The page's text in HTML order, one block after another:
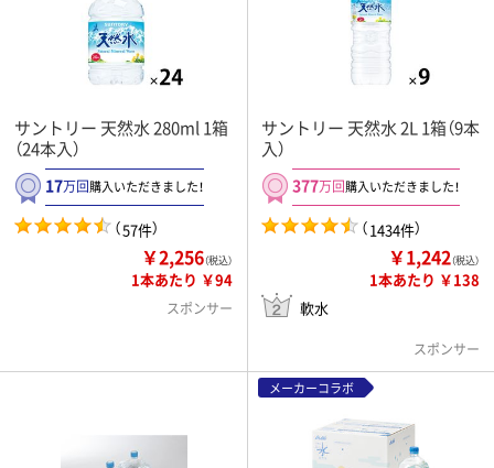
サントリー 天然水 280ml 1箱
（24本入）
17万回購入いただきました！
（57件）
￥2,256（税込）
1本あたり ￥94
スポンサー
サントリー 天然水 2L 1箱（9本
入）
377万回購入いただきました！
（1434件）
￥1,242（税込）
1本あたり ￥138
軟水
スポンサー
メーカーコラボ